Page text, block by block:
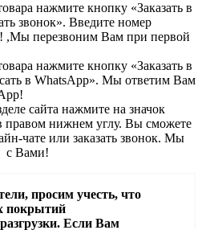
нажмите кнопку «Заказать в
звонок». Введите номер
,Мы перезвоним Вам при первой
нажмите кнопку «Заказать в
в WhatsApp». Мы ответим Вам
сайта нажмите на значок
правом нижнем углу. Вы сможете
чате или заказать звонок. Мы
с Вами!
просим учесть, что
покрытий
Если Вам